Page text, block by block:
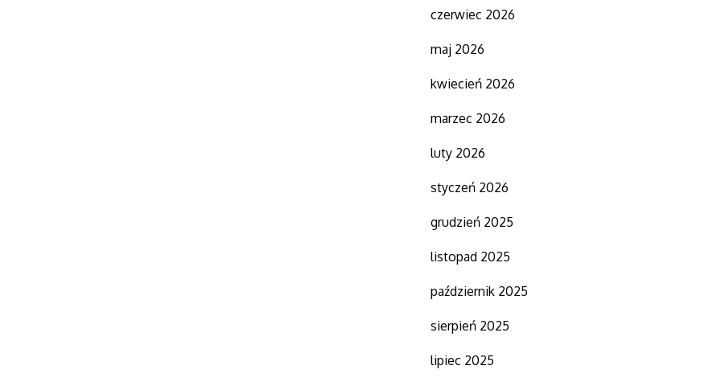
czerwiec 2026
maj 2026
kwiecień 2026
marzec 2026
luty 2026
styczeń 2026
grudzień 2025
listopad 2025
październik 2025
sierpień 2025
lipiec 2025